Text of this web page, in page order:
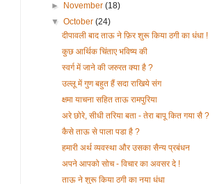
►
November(18)
▼October(24)
दीपावली बाद ताऊ ने फ़िर शुरू किया ठगी का धंधा !
कुछ आर्थिक चिंताए भविष्य की
स्वर्ग में जाने की जरुरत क्या है ?
उल्लू में गुण बहुत हैं सदा राखिये संग
क्षमा याचना सहित ताऊ रामपुरिया
अरे छोरे, सीधी तरिया बता - तेरा बापू कित गया सै ?
कैसे ताऊ से पाला पडा है ?
हमारी अर्थ व्यवस्था और उसका सैन्य प्रबंधन
अपने आपको सोच - विचार का अवसर दे !
ताऊ ने शुरू किया ठगी का नया धंधा